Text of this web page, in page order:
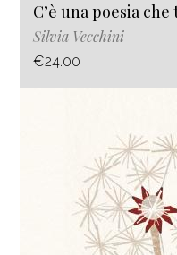
C’è una poesia
Silvia Vecchini
€24.00